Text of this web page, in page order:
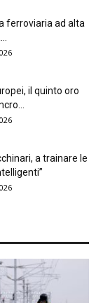
ferroviaria ad alta
il quinto oro
a trainare le